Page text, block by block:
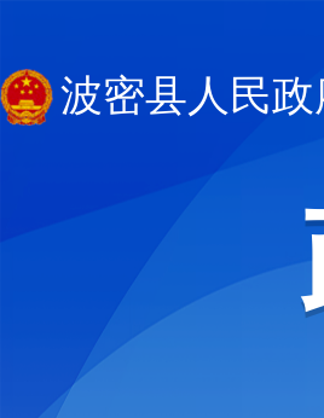
波密县人民政